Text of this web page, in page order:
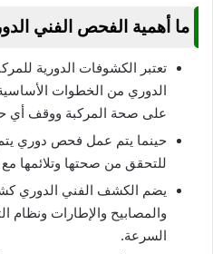
ما أهمية الفحص الفني
تعتبر الكشوفات الدورية
الدوري من الخطوات
على صحة المركبة ووقف أي
حينما يتم عمل فحص دوري
للتحقق من صحتها وتلائمها
يضم الكشف الفني الدوري
والمصابيح والإطارات ونظام
السرعة.